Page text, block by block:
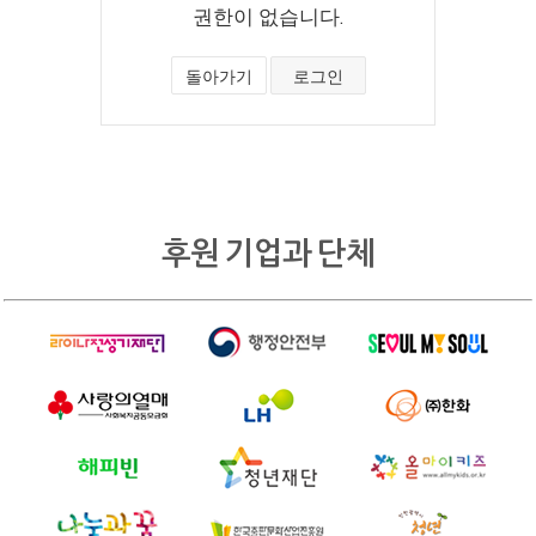
권한이 없습니다.
돌아가기 로그인
후원 기업과 단체